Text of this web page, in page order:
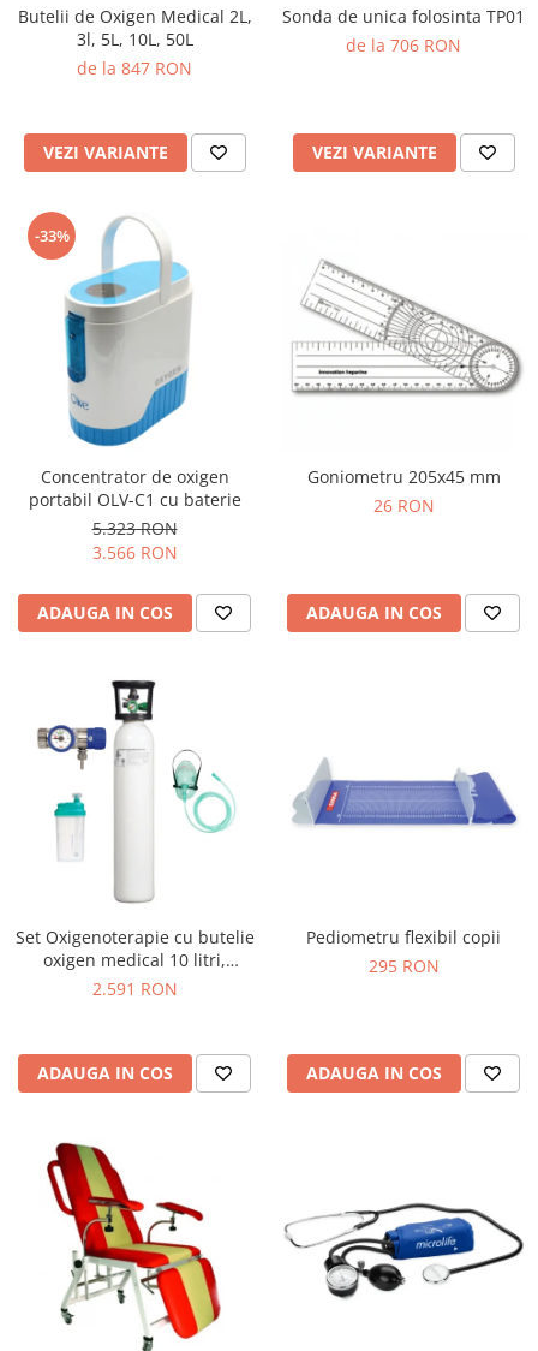
Butelii de Oxigen Medical 2L,
3l, 5L, 10L, 50L
de la 847 RON
VEZI VARIANTE
Sonda de unica folosinta TP01
de la 706 RON
VEZI VARIANTE
-33%
Concentrator de oxigen
portabil OLV-C1 cu baterie
5.323 RON
3.566 RON
ADAUGA IN COS
Goniometru 205x45 mm
26 RON
ADAUGA IN COS
Set Oxigenoterapie cu butelie
oxigen medical 10 litri,
reductor de presiune,
2.591 RON
ADAUGA IN COS
Pediometru flexibil copii
295 RON
ADAUGA IN COS